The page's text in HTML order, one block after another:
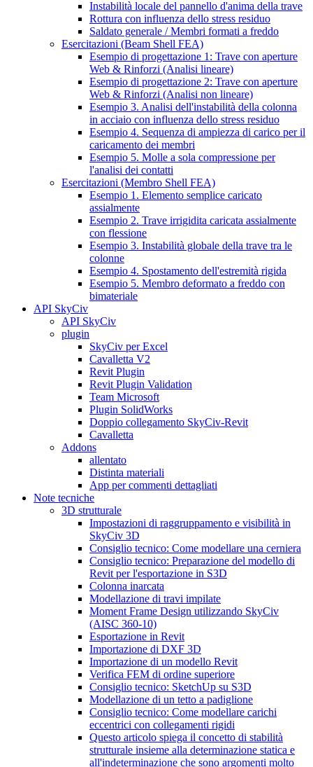
Instabilità locale del pannello d'anima della trave
Rottura con influenza dello stress residuo
Saldato generale / Membri formati a freddo
Esercitazioni (Beam Shell FEA)
Esempio di progettazione 1: Trave con aperture
Web & Rinforzi (Analisi lineare)
Esempio di progettazione 2: Trave con aperture
Web & Rinforzi (Analisi non lineare)
Esempio 3. Analisi dell'instabilità della colonna
in acciaio con influenza dello stress residuo
Esempio 4. Sequenza di ampiezza di carico per il
caricamento dei membri
Esempio 5. Molle a sola compressione per
l'analisi dei contatti
Esercitazioni (Membro Shell FEA)
Esempio 1. Elemento semplice caricato
assialmente
Esempio 2. Trave irrigidita caricata assialmente
con flessione
Esempio 3. Instabilità globale della trave tra le
colonne
Esempio 4. Spostamento dell'estremità rigida
Esempio 5. Membro deformato a freddo con
bimateriale
API SkyCiv
API SkyCiv
plugin
SkyCiv per Excel
Cavalletta V2
Revit Plugin
Revit Plugin Validation
Team Microsoft
Plugin SolidWorks
Doppio collegamento SkyCiv-Revit
Cavalletta
Addons
allentato
Distinta materiali
App per commenti dettagliati
Note tecniche
3D strutturale
Impostazioni di raggruppamento e visibilità in
SkyCiv 3D
Consiglio tecnico: Come modellare una cerniera
Consiglio tecnico: Preparazione del modello di
Revit per l'esportazione in S3D
Colonna inarcata
Modellazione di travi impilate
Moment Frame Design utilizzando SkyCiv
(AISC 360-10)
Esportazione in Revit
Importazione di DXF 3D
Importazione di un modello Revit
Verifica FEM di ordine superiore
Consiglio tecnico: SketchUp su S3D
Modellazione di un tetto a padiglione
Consiglio tecnico: Come modellare carichi
eccentrici con collegamenti rigidi
Questo articolo spiega il concetto di stabilità
strutturale insieme alla determinazione statica e
all'indeterminazione che sono argomenti molto